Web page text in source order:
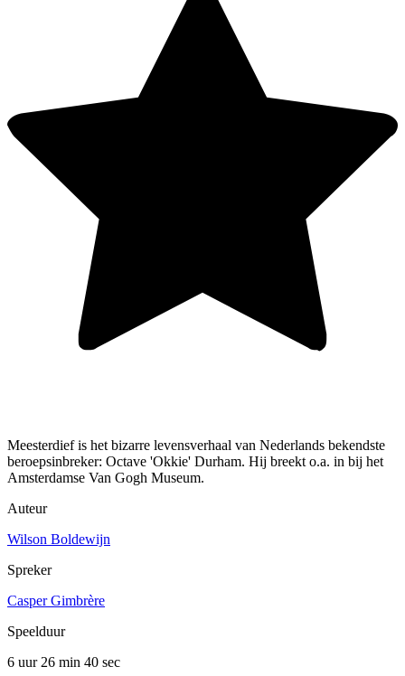
Meesterdief is het bizarre levensverhaal van Nederlands bekendste
beroepsinbreker: Octave 'Okkie' Durham. Hij breekt o.a. in bij het
Amsterdamse Van Gogh Museum.
Auteur
Wilson Boldewijn
Spreker
Casper Gimbrère
Speelduur
6 uur 26 min 40 sec